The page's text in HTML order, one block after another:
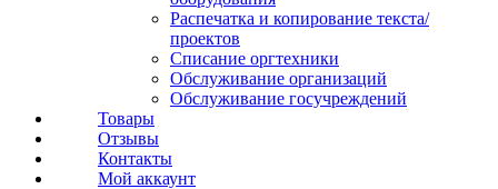
Распечатка и копирование текста/
проектов
Списание оргтехники
Обслуживание организаций
Обслуживание госучреждений
Товары
Отзывы
Контакты
Мой аккаунт